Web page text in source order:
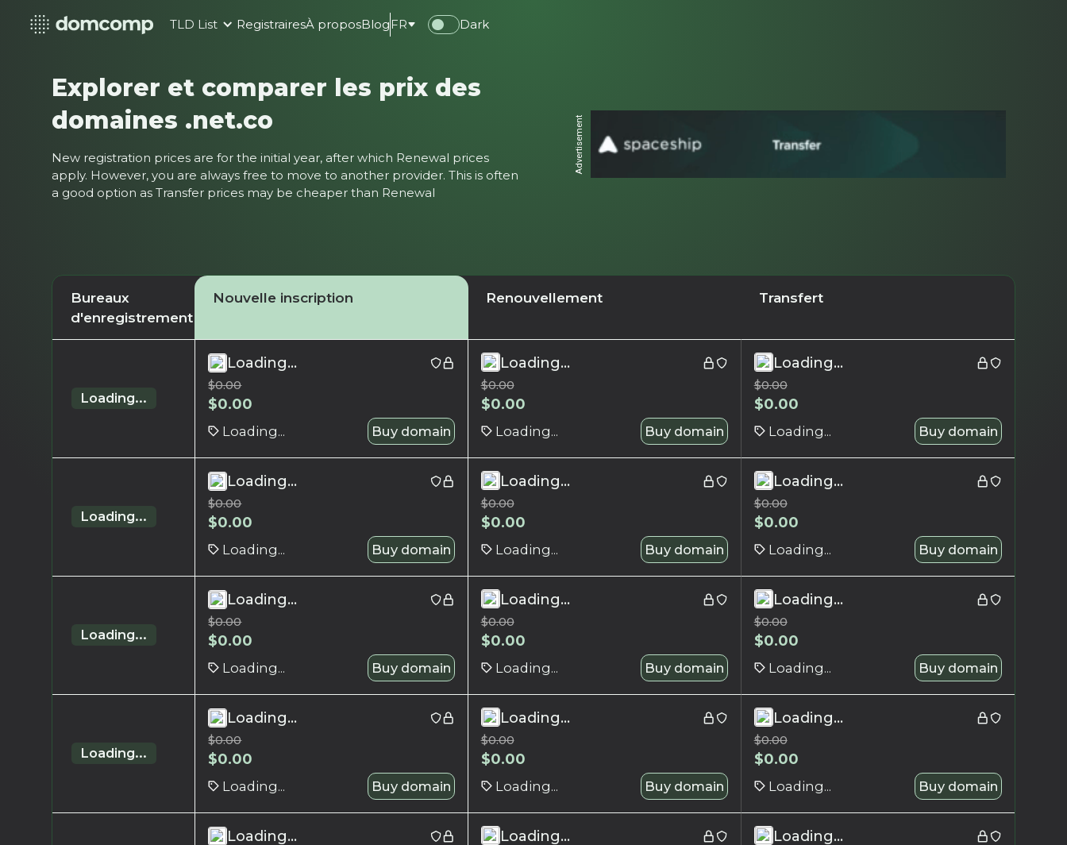
TLD List RegistrairesÀ proposBlog FR Dark
Explorer et comparer les prix des
domaines .net.co
New registration prices are for the initial year, after which Renewal prices
apply. However, you are always free to move to another provider. This is often
a good option as Transfer prices may be cheaper than Renewal
Advertisement
Bureaux
d'enregistrement
Nouvelle inscription Renouvellement Transfert
Loading...
Loading...
$0.00
$0.00
Loading... Buy domain
Loading...
$0.00
$0.00
Loading... Buy domain
Loading...
$0.00
$0.00
Loading... Buy domain
Loading...
Loading...
$0.00
$0.00
Loading... Buy domain
Loading...
$0.00
$0.00
Loading... Buy domain
Loading...
$0.00
$0.00
Loading... Buy domain
Loading...
Loading...
$0.00
$0.00
Loading... Buy domain
Loading...
$0.00
$0.00
Loading... Buy domain
Loading...
$0.00
$0.00
Loading... Buy domain
Loading...
Loading...
$0.00
$0.00
Loading... Buy domain
Loading...
$0.00
$0.00
Loading... Buy domain
Loading...
$0.00
$0.00
Loading... Buy domain
Loading... Loading... Loading...